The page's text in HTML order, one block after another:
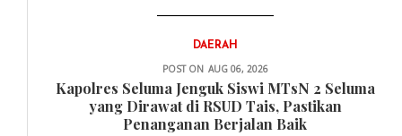
DAERAH
POST ON AUG 06, 2026
Kapolres Seluma Jenguk Siswi MTsN 2 Seluma
yang Dirawat di RSUD Tais, Pastikan
Penanganan Berjalan Baik